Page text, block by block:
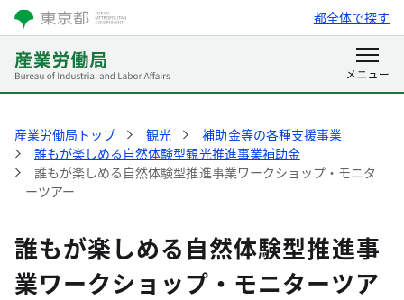
都全体で探す
産業労働局トップ 観光
補助金等の各種支援事業
誰もが楽しめる自然体験型観光推進事業補助金
誰もが楽しめる自然体験型推進事業ワークショップ・モニタ
ーツアー
誰もが楽しめる自然体験型推進事
業ワークショップ・モニターツア